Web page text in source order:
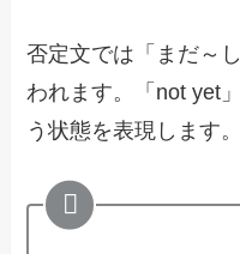
否定文では「まだ～
われます。「not yet
う状態を表現します。